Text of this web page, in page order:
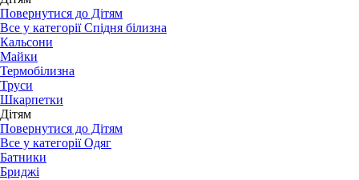
Повернутися до Дітям
Все у категорії Спідня білизна
Кальсони
Майки
Термобілизна
Труси
Шкарпетки
Дітям
Повернутися до Дітям
Все у категорії Одяг
Батники
Бриджі